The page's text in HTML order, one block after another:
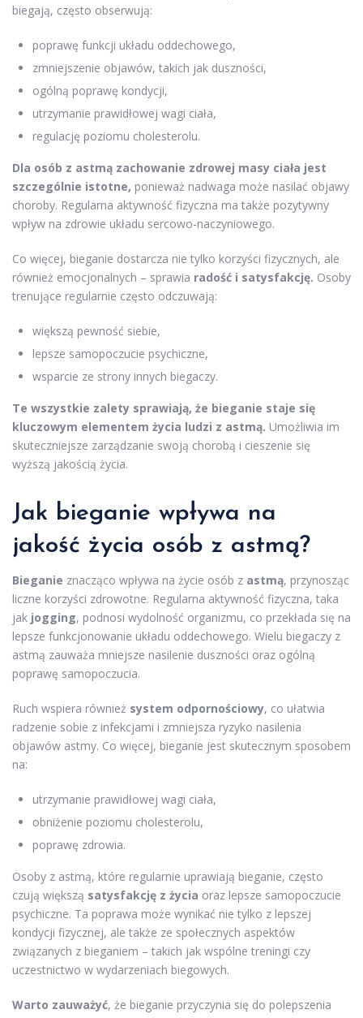
biegają, często obserwują:
poprawę funkcji układu oddechowego,
zmniejszenie objawów, takich jak duszności,
ogólną poprawę kondycji,
utrzymanie prawidłowej wagi ciała,
regulację poziomu cholesterolu.
Dla osób z astmą zachowanie zdrowej masy ciała jest
szczególnie istotne, ponieważ nadwaga może nasilać objawy
choroby. Regularna aktywność fizyczna ma także pozytywny
wpływ na zdrowie układu sercowo-naczyniowego.
Co więcej, bieganie dostarcza nie tylko korzyści fizycznych, ale
również emocjonalnych – sprawia radość i satysfakcję. Osoby
trenujące regularnie często odczuwają:
większą pewność siebie,
lepsze samopoczucie psychiczne,
wsparcie ze strony innych biegaczy.
Te wszystkie zalety sprawiają, że bieganie staje się
kluczowym elementem życia ludzi z astmą. Umożliwia im
skuteczniejsze zarządzanie swoją chorobą i cieszenie się
wyższą jakością życia.
Jak bieganie wpływa na
jakość życia osób z astmą?
Bieganie znacząco wpływa na życie osób z astmą, przynosząc
liczne korzyści zdrowotne. Regularna aktywność fizyczna, taka
jak jogging, podnosi wydolność organizmu, co przekłada się na
lepsze funkcjonowanie układu oddechowego. Wielu biegaczy z
astmą zauważa mniejsze nasilenie duszności oraz ogólną
poprawę samopoczucia.
Ruch wspiera również system odpornościowy, co ułatwia
radzenie sobie z infekcjami i zmniejsza ryzyko nasilenia
objawów astmy. Co więcej, bieganie jest skutecznym sposobem
na:
utrzymanie prawidłowej wagi ciała,
obniżenie poziomu cholesterolu,
poprawę zdrowia.
Osoby z astmą, które regularnie uprawiają bieganie, często
czują większą satysfakcję z życia oraz lepsze samopoczucie
psychiczne. Ta poprawa może wynikać nie tylko z lepszej
kondycji fizycznej, ale także ze społecznych aspektów
związanych z bieganiem – takich jak wspólne treningi czy
uczestnictwo w wydarzeniach biegowych.
Warto zauważyć, że bieganie przyczynia się do polepszenia